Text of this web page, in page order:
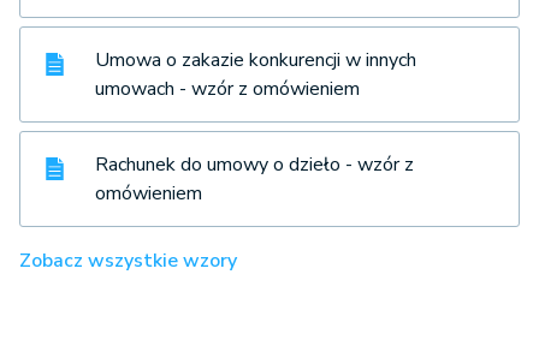
Umowa o zakazie konkurencji w innych
umowach - wzór z omówieniem
Rachunek do umowy o dzieło - wzór z
omówieniem
Zobacz wszystkie wzory